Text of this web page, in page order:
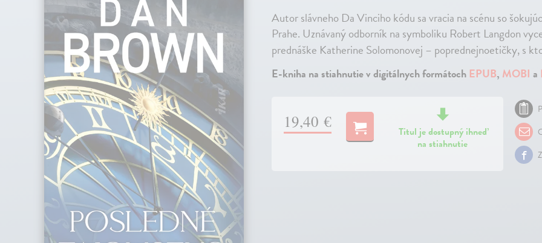
Autor slávneho Da Vinciho kódu sa vracia na scénu so
Prahe. Uznávaný odborník na symboliku Robert Langdon
prednáške Katherine Solomonovej – poprednejnoetičky, s
E-kniha na stiahnutie v digitálnych formátoch EPUB, MOBI a
19,40 €
Titul je dostupný ihneď
na stiahnutie